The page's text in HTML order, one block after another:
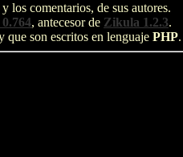
los comentarios, de sus autores.
, antecesor de Zikula 1.2.3.
que son escritos en lenguaje PHP.